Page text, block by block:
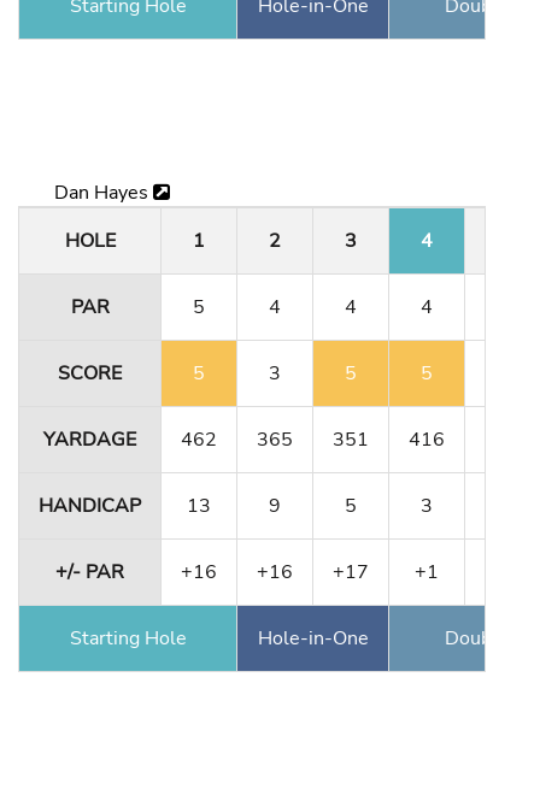
Starting Hole Hole-in-One Double
Dan Hayes
HOLE
1 2 3 4
PAR 5 4 4 4
SCORE 5 3 5 5
YARDAGE 462 365 351 416
HANDICAP 13 9 5 3
+/- PAR +16 +16 +17 +1
Starting Hole Hole-in-One Double